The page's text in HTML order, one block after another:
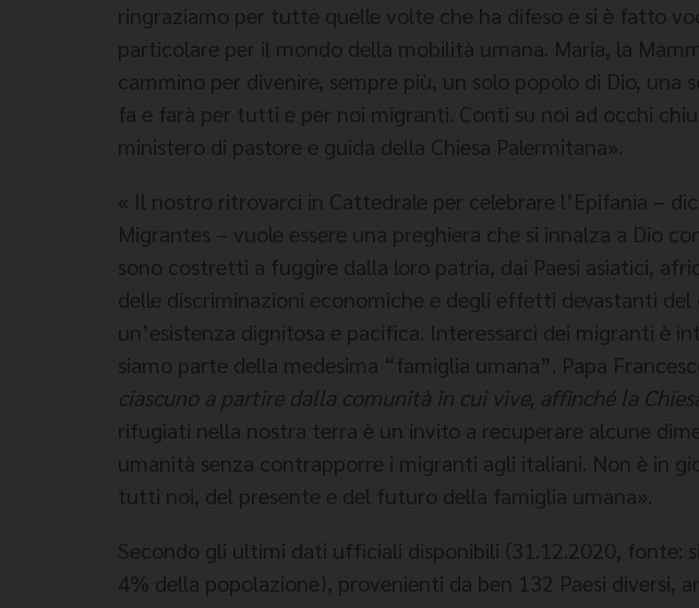
ringraziamo per tutte quelle volte che ha difeso e si è fatto
particolare per il mondo della mobilità umana. Maria, la
cammino per divenire, sempre più, un solo popolo di Dio,
fa e farà per tutti e per noi migranti. Conti su noi ad occhi
ministero di pastore e guida della Chiesa Palermitana».
« Il nostro ritrovarci in Cattedrale per celebrare l’Epifania –
Migrantes – vuole essere una preghiera che si innalza a Dio
sono costretti a fuggire dalla loro patria, dai Paesi asiatici,
delle discriminazioni economiche e degli effetti devastanti
un’esistenza dignitosa e pacifica. Interessarci dei migranti è
siamo parte della medesima “famiglia umana”. Papa
ciascuno a partire dalla comunità in cui vive, affinché la
rifugiati nella nostra terra è un invito a recuperare alcune
umanità senza contrapporre i migranti agli italiani. Non è in
tutti noi, del presente e del futuro della famiglia umana».
Secondo gli ultimi dati ufficiali disponibili (31.12.2020, fonte:
4% della popolazione), provenienti da ben 132 Paesi diversi,